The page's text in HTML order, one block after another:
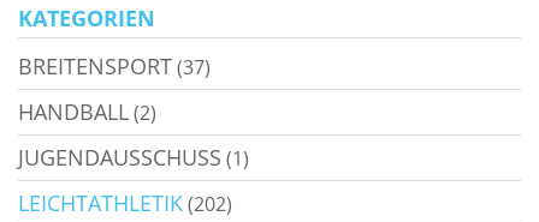
KATEGORIEN
BREITENSPORT(37)
HANDBALL(2)
JUGENDAUSSCHUSS (1)
LEICHTATHLETIK(202)